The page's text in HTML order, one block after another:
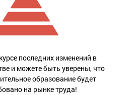
последних изменений в
и можете быть уверены, что
образование будет
на рынке труда!